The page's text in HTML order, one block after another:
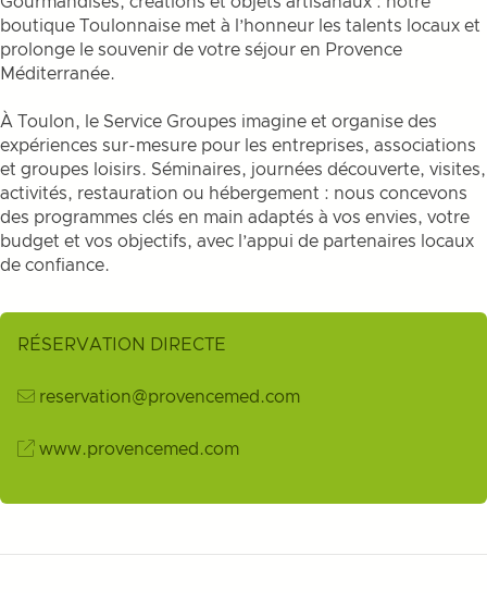
boutique Toulonnaise met à l’honneur les talents locaux et
prolonge le souvenir de votre séjour en Provence
Méditerranée.
À Toulon, le Service Groupes imagine et organise des
expériences sur-mesure pour les entreprises, associations
et groupes loisirs. Séminaires, journées découverte, visites,
activités, restauration ou hébergement : nous concevons
des programmes clés en main adaptés à vos envies, votre
budget et vos objectifs, avec l’appui de partenaires locaux
de confiance.
RÉSERVATION DIRECTE
reservation@provencemed.com
www.provencemed.com